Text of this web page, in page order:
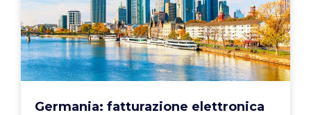
Germania: fatturazione elettronica